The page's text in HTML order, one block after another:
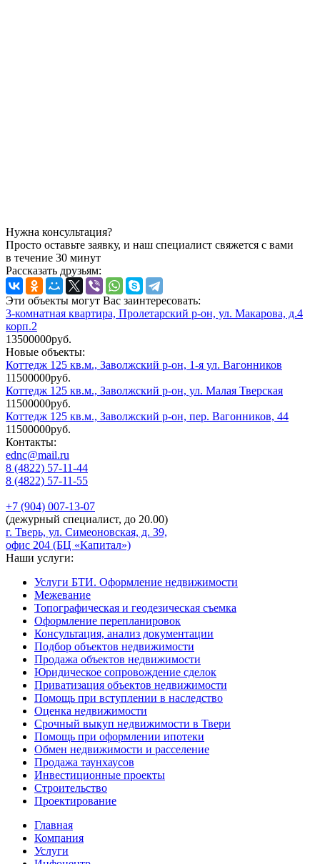
Нужна консультация?
Просто оставьте заявку, и наш специалист свяжется с вами
в течение 30 минут
Рассказать друзьям:
Эти объекты могут Вас заинтересовать:
3-комнатная квартира, Пролетарский р-он, ул. Макарова, д.4
корп.2
13500000руб.
Новые объекты:
Коттедж 125 кв.м., Заволжский р-он, 1-я ул. Вагонников
11500000руб.
Коттедж 125 кв.м., Заволжский р-он, ул. Малая Тверская
11500000руб.
Коттедж 125 кв.м., Заволжский р-он, пер. Вагонников, 44
11500000руб.
Контакты:
ednc@mail.ru
8 (4822) 57-11-44
8 (4822) 57-11-55
+7 (904) 007-13-07
(дежурный специалист, до 20.00)
г. Тверь, ул. Симеоновская, д. 39,
офис 204 (БЦ «Капитал»)
Наши услуги:
Услуги БТИ. Оформление недвижимости
Межевание
Топографическая и геодезическая съемка
Оформление перепланировок
Консультация, анализ документации
Подбор объектов недвижимости
Продажа объектов недвижимости
Юридическое сопровождение сделок
Приватизация объектов недвижимости
Помощь при вступлении в наследство
Оценка недвижимости
Срочный выкуп недвижимости в Твери
Помощь при оформлении ипотеки
Обмен недвижимости и расселение
Продажа таунхаусов
Инвестиционные проекты
Строительство
Проектирование
Главная
Компания
Услуги